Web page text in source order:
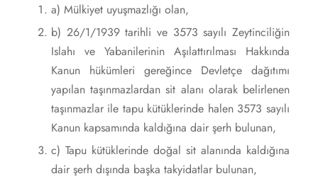
a) Mülkiyet uyuşmazlığı olan,
b) 26/1/1939 tarihli ve 3573 sayılı Zeytinciliğin
Islahı ve Yabanilerinin Aşılattırılması Hakkında
Kanun hükümleri gereğince Devletçe dağıtımı
yapılan taşınmazlardan sit alanı olarak belirlenen
taşınmazlar ile tapu kütüklerinde halen 3573 sayılı
Kanun kapsamında kaldığına dair şerh bulunan,
c) Tapu kütüklerinde doğal sit alanında kaldığına
dair şerh dışında başka takyidatlar bulunan,